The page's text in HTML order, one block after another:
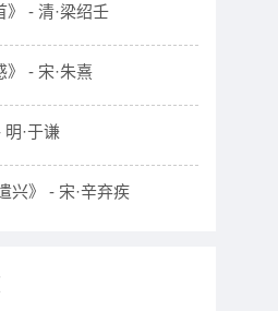
》 - 清·梁绍壬
》 - 宋·朱熹
明·于谦
兴》 - 宋·辛弃疾